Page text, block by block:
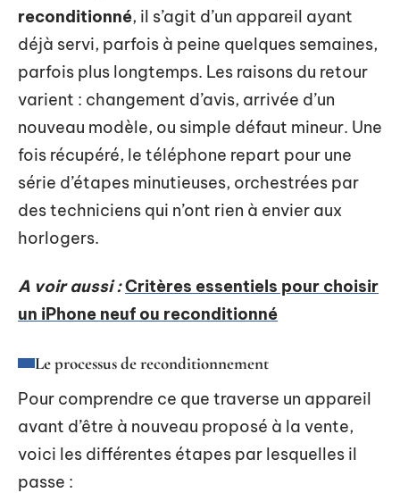
reconditionné, il s’agit d’un appareil ayant
déjà servi, parfois à peine quelques semaines,
parfois plus longtemps. Les raisons du retour
varient : changement d’avis, arrivée d’un
nouveau modèle, ou simple défaut mineur. Une
fois récupéré, le téléphone repart pour une
série d’étapes minutieuses, orchestrées par
des techniciens qui n’ont rien à envier aux
horlogers.
A voir aussi :Critères essentiels pour choisir
un iPhone neuf ou reconditionné
Le processus de reconditionnement
Pour comprendre ce que traverse un appareil
avant d’être à nouveau proposé à la vente,
voici les différentes étapes par lesquelles il
passe :